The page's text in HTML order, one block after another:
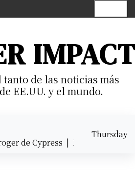
de las noticias más
EE.UU. y el mundo.
de Cypress |Prisión preventiva
Thursday